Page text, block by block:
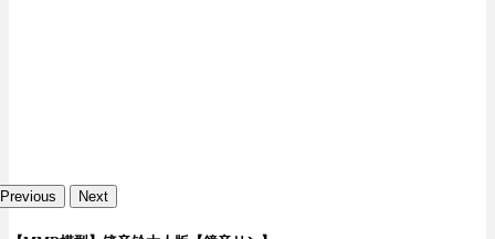
Previous Next